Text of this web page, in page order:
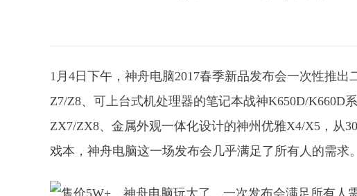
1月4日下午，神舟电脑2017春季新品发布会一次性推
Z7/Z8、可上台式机处理器的笔记本战神K650D/K660D
ZX7/ZX8、金属外观一体化设计的神州优雅X4/X5，从
戏本，神舟电脑这一场发布会几乎满足了所有人的需求。